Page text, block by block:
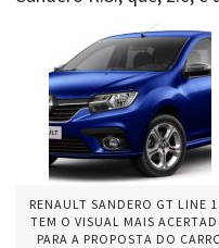
RENAULT SANDERO GT LINE
TEM O VISUAL MAIS
PARA A PROPOSTA DO